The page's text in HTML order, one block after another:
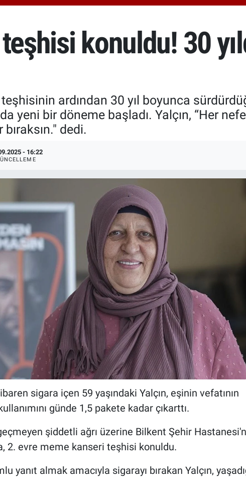
konuldu! 30
ardından 30 yıl boyunca
yeni bir döneme başladı. Yalçın, “Her
dedi.
- 16:22
sigara içen 59 yaşındaki Yalçın, eşinin vefatının
günde 1,5 pakete kadar çıkarttı.
şiddetli ağrı üzerine Bilkent Şehir
2. evre meme kanseri teşhisi konuldu.
yanıt almak amacıyla sigarayı bırakan Yalçın,